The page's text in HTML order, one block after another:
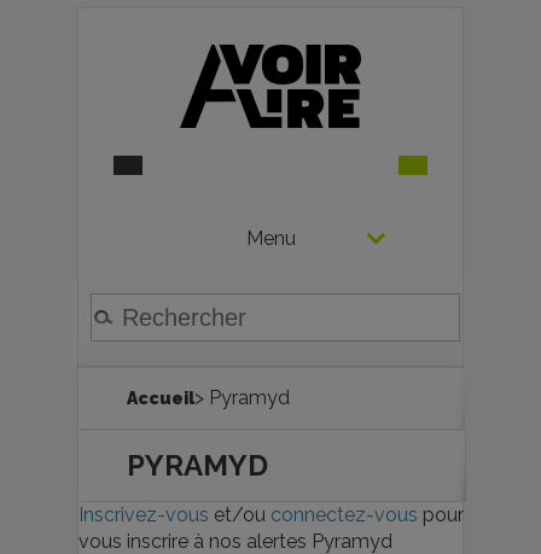
Menu
Accueil> Pyramyd
PYRAMYD
Inscrivez-vous et/ou connectez-vous pour
vous inscrire à nos alertes Pyramyd